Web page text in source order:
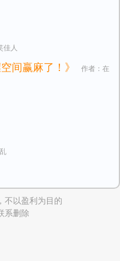
佳人
间赢麻了！》 作者：在
不以盈利为目的
系删除